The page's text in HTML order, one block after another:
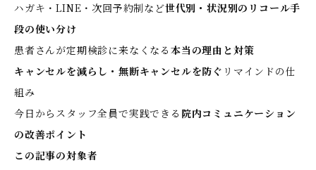
ハガキ・LINE・次回予約制など世代別・状況別のリコール手
段の使い分け
患者さんが定期検診に来なくなる本当の理由と対策
キャンセルを減らし・無断キャンセルを防ぐ リマインドの仕
組み
今日からスタッフ全員で実践できる 院内コミュニケーション
の改善ポイント
この記事の対象者